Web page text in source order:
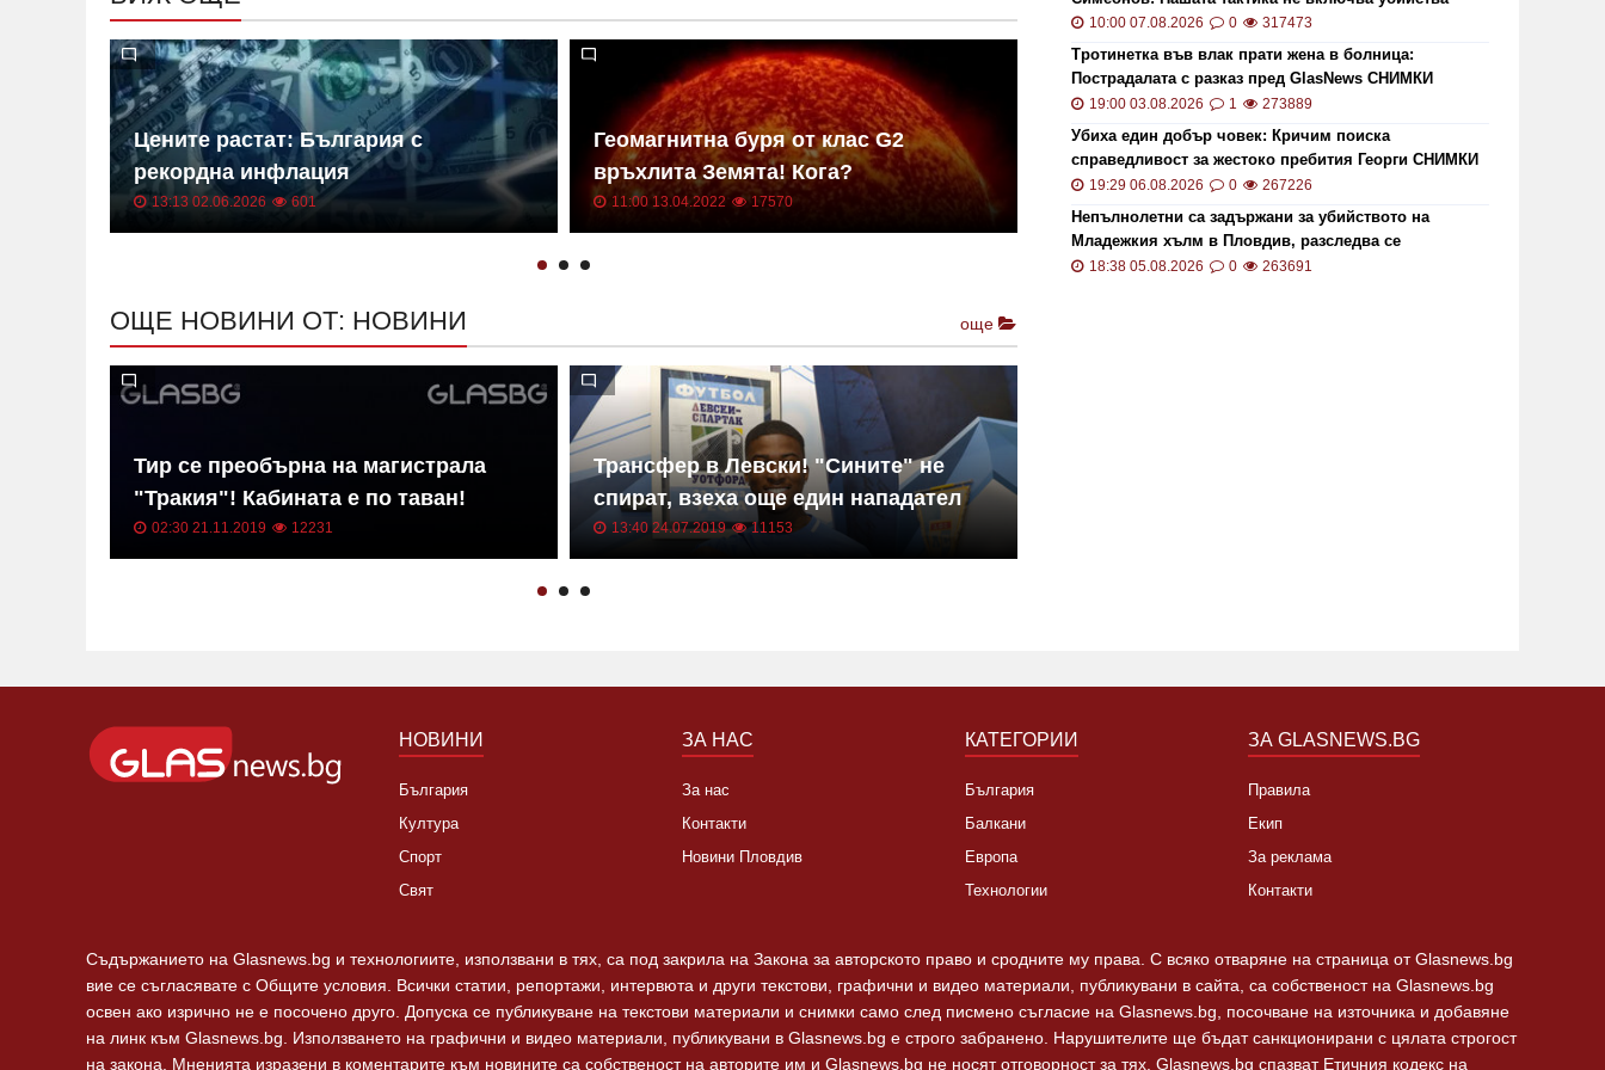
Цените растат: България с
рекордна инфлация
13:13 02.06.2026 601
Геомагнитна буря от клас G2
връхлита Земята! Кога?
11:00 13.04.2022 17570
НОИ ще проверява за размера на
обезщетенията при безработица
ОЩЕ НОВИНИ ОТ: НОВИНИ още
Тир се преобърна на магистрала
"Тракия"! Кабината е по таван!
02:30 21.11.2019 12231
Трансфер в Левски! "Сините" не
спират, взеха още един нападател
13:40 24.07.2019 11153
10:00 07.08.2026 0 317473
Тротинетка във влак прати жена в болница:
Пострадалата с разказ пред GlasNews СНИМКИ
19:00 03.08.2026 1 273889
Убиха един добър човек: Кричим поиска
справедливост за жестоко пребития Георги СНИМКИ
и ВИДЕО
19:29 06.08.2026 0 267226
Непълнолетни са задържани за убийството на
Младежкия хълм в Пловдив, разследва се
хомофобски мотив
18:38 05.08.2026 0 263691
НОВИНИ
България
Култура
Спорт
Свят
ЗА НАС
За нас
Контакти
Новини Пловдив
КАТЕГОРИИ
България
Балкани
Европа
Технологии
ЗА GLASNEWS.BG
Правила
Екип
За реклама
Контакти
Съдържанието на Glasnews.bg и технологиите, използвани в тях, са под закрила на Закона за авторското право и сродните му права. С всяко отваряне на страница от Glasnews.bg
вие се съгласявате с Общите условия. Всички статии, репортажи, интервюта и други текстови, графични и видео материали, публикувани в сайта, са собственост на Glasnews.bg
освен ако изрично не е посочено друго. Допуска се публикуване на текстови материали и снимки само след писмено съгласие на Glasnews.bg, посочване на източника и добавяне
на линк към Glasnews.bg. Използването на графични и видео материали, публикувани в Glasnews.bg е строго забранено. Нарушителите ще бъдат санкционирани с цялата строгост
на закона. Мненията изразени в коментарите към новините са собственост на авторите им и Glasnews.bg не носят отговорност за тях. Glasnews.bg спазват Етичния кодекс на